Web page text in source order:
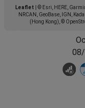
Leaflet
© Esri, HERE,
NRCAN, GeoBase, IGN,
(Hong Kong), ©